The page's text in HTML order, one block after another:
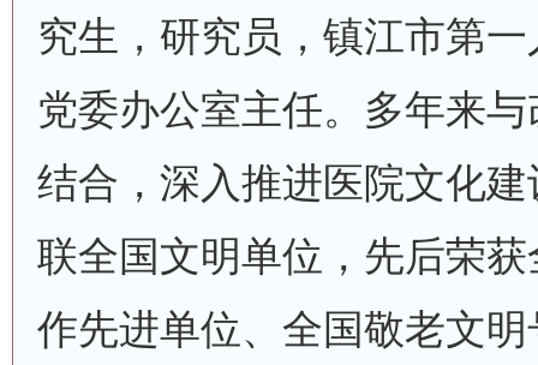
究生，研究员，镇江市第
党委办公室主任。多年来
结合，深入推进医院文化
联全国文明单位，先后荣
作先进单位、全国敬老文